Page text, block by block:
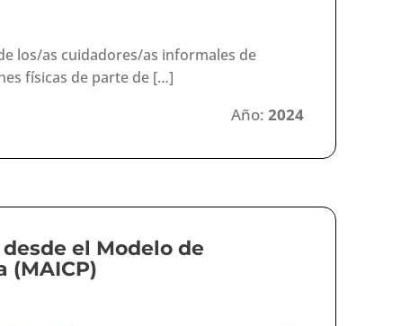
los/as cuidadores/as informales de
físicas de parte de […]
Año: 2024
el Modelo de
(MAICP)